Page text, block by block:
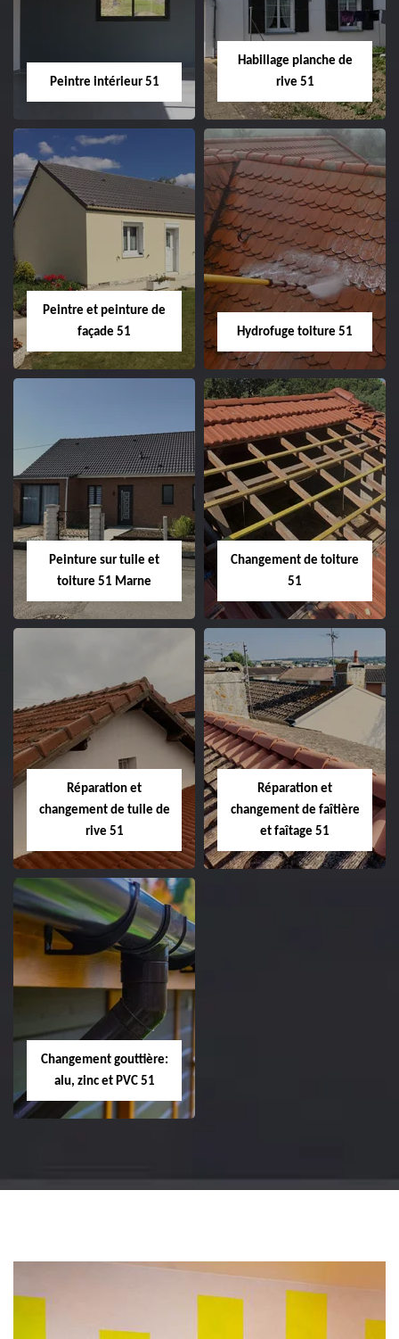
façade 51
Peintre intérieur 51
Peintre intérieur
Habillage planche de
rive 51
Habillage planche
de rive 51
Peintre et peinture de
façade 51
Peintre et peinture
de façade 51
Hydrofuge toiture 51
Hydrofuge toiture
51
Peinture sur tuile et
toiture 51 Marne
Peinture sur tuile
et toiture 51
Marne
Changement de toiture
51
Changement de
toiture 51
Réparation et
changement de tuile de
rive 51
Réparation et
changement de
tuile de rive 51
Réparation et
changement de faîtière
et faîtage 51
Changement gouttière:
alu, zinc et PVC 51
et PVC 51